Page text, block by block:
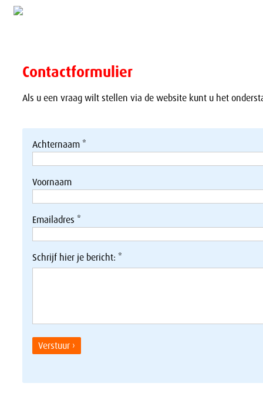
Contactformulier
Als u een vraag wilt stellen via de website kunt u het
Achternaam *
Voornaam
Emailadres *
Schrijf hier je bericht: *
Verstuur ›